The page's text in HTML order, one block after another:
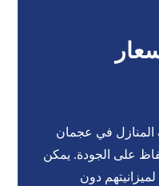
في عجمان
على الجودة. يمكن
لميزانيتهم دون